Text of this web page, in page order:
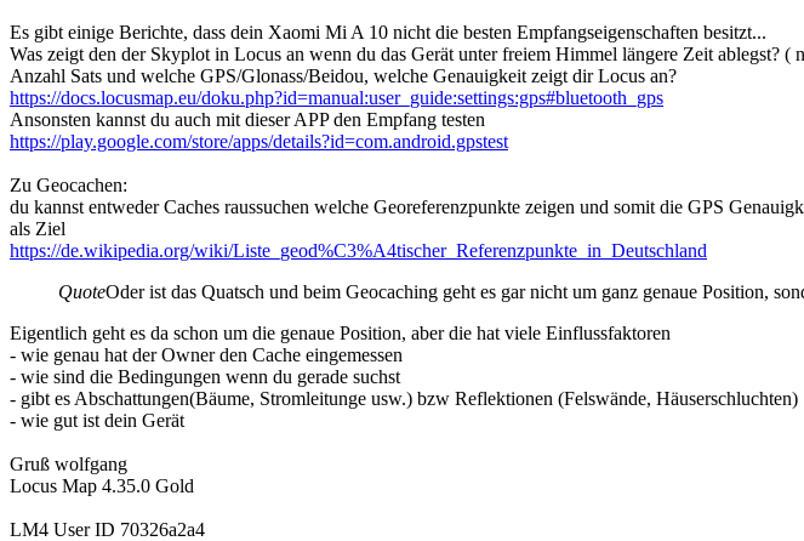
Es gibt einige Berichte, dass dein Xaomi Mi A 10 nicht die besten Empfangseigenschaften besitzt...
Was zeigt den der Skyplot in Locus an wenn du das Gerät unter freiem Himmel längere Zeit ablegst?
Anzahl Sats und welche GPS/Glonass/Beidou, welche Genauigkeit zeigt dir Locus an?
https://docs.locusmap.eu/doku.php?id=manual:user_guide:settings:gps#bluetooth_gps
Ansonsten kannst du auch mit dieser APP den Empfang testen
https://play.google.com/store/apps/details?id=com.android.gpstest
Zu Geocachen:
du kannst entweder Caches raussuchen welche Georeferenzpunkte zeigen und somit die GPS
als Ziel
https://de.wikipedia.org/wiki/Liste_geod%C3%A4tischer_Referenzpunkte_in_Deutschland
QuoteOder ist das Quatsch und beim Geocaching geht es gar nicht um ganz genaue Position,
Eigentlich geht es da schon um die genaue Position, aber die hat viele Einflussfaktoren
- wie genau hat der Owner den Cache eingemessen
- wie sind die Bedingungen wenn du gerade suchst
- gibt es Abschattungen(Bäume, Stromleitunge usw.) bzw Reflektionen (Felswände, Häuserschluchten)
- wie gut ist dein Gerät
Gruß wolfgang
Locus Map 4.35.0 Gold
LM4 User ID 70326a2a4